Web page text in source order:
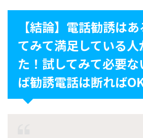
【結論】電話勧誘は
てみて満足している人
た！試してみて必要
ば勧誘電話は断れば